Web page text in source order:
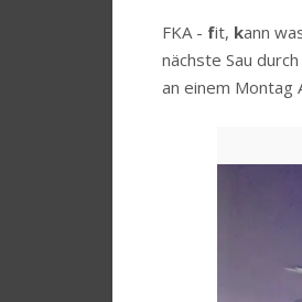
FKA - fit, kann
nächste Sau
an einem Montag